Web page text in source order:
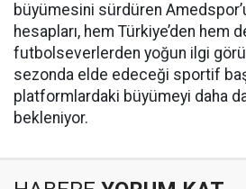
büyümesini sürdüren
hesapları, hem Türkiye’den hem
futbolseverlerden yoğun ilgi
sezonda elde edeceği sportif
platformlardaki büyümeyi daha da
bekleniyor.